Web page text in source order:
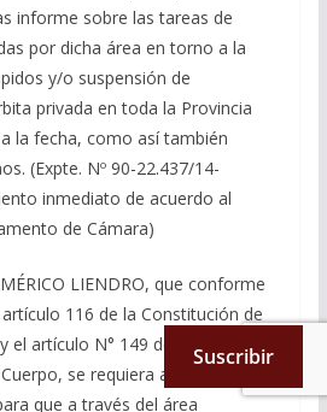
informe sobre las tareas de
por dicha área en torno a la
y/o suspensión de
privada en toda la Provincia
la fecha, como así también
(Expte. Nº 90-22.437/14-
inmediato de acuerdo al
de Cámara)
LIENDRO, que conforme
116 de la Constitución de
el artículo N° 149 del
se requiera al Poder
que a través del área
Suscribir